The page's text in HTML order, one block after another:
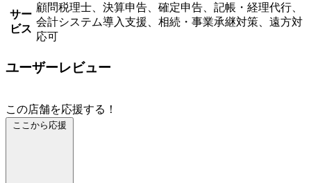
サー
ビス
顧問税理士、決算申告、確定申告、記帳・経理代行、
会計システム導入支援、相続・事業承継対策、遠方対
応可
ユーザーレビュー
この店舗を応援する！
ここから応援